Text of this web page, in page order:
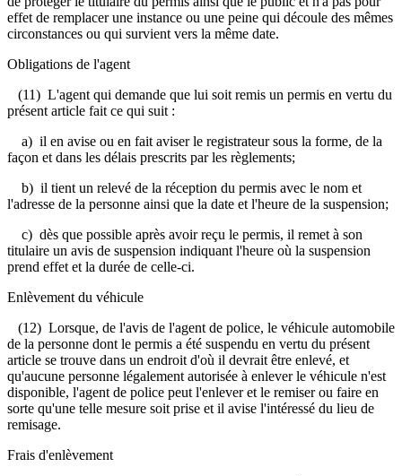
effet de remplacer une instance ou une peine qui découle des mêmes
circonstances ou qui survient vers la même date.
Obligations de l'agent
(11) L'agent qui demande que lui soit remis un permis en vertu du
présent article fait ce qui suit :
a) il en avise ou en fait aviser le registrateur sous la forme, de la
façon et dans les délais prescrits par les règlements;
b) il tient un relevé de la réception du permis avec le nom et
l'adresse de la personne ainsi que la date et l'heure de la suspension;
c) dès que possible après avoir reçu le permis, il remet à son
titulaire un avis de suspension indiquant l'heure où la suspension
prend effet et la durée de celle-ci.
Enlèvement du véhicule
(12) Lorsque, de l'avis de l'agent de police, le véhicule automobile
de la personne dont le permis a été suspendu en vertu du présent
article se trouve dans un endroit d'où il devrait être enlevé, et
qu'aucune personne légalement autorisée à enlever le véhicule n'est
disponible, l'agent de police peut l'enlever et le remiser ou faire en
sorte qu'une telle mesure soit prise et il avise l'intéressé du lieu de
remisage.
Frais d'enlèvement